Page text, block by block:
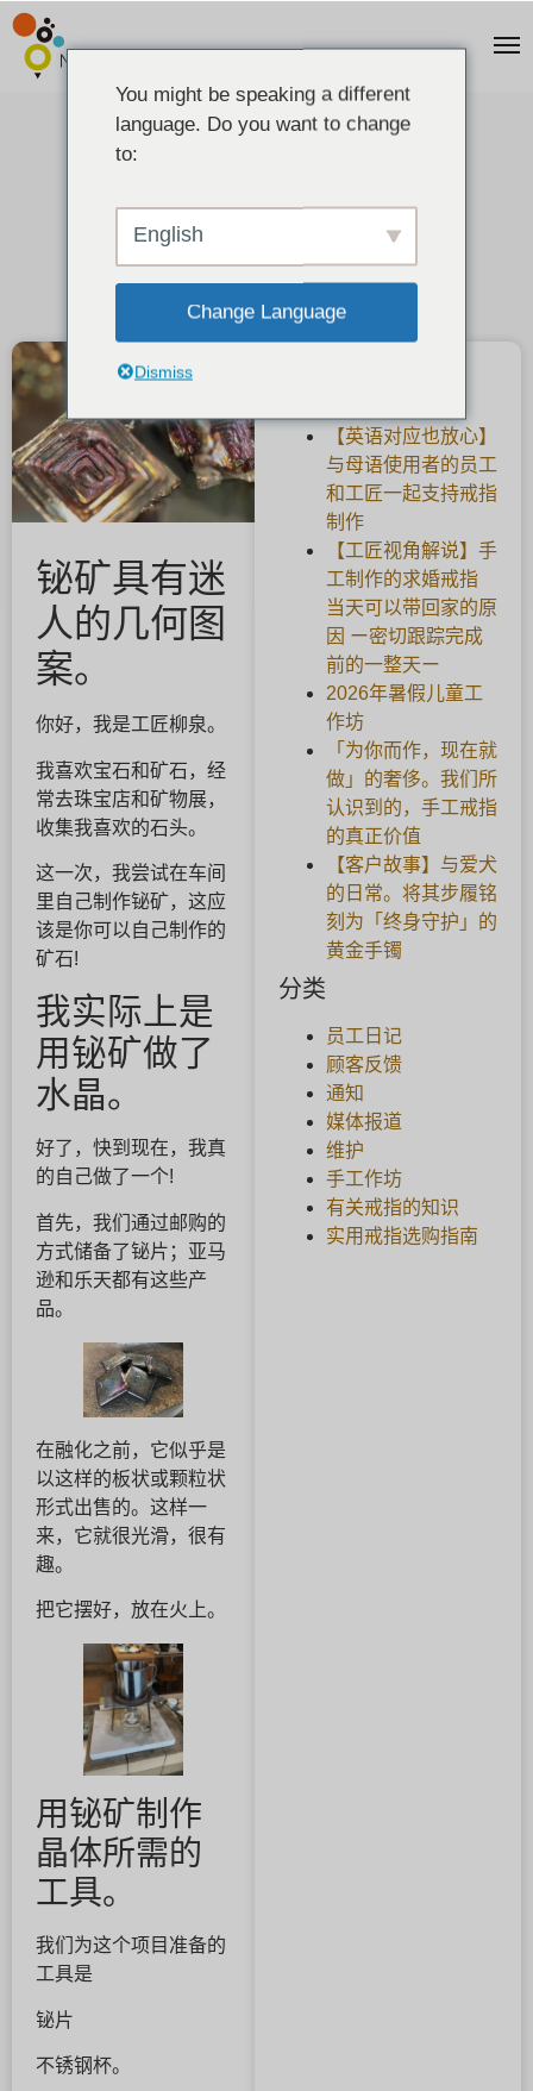
我做了彩虹色的水晶和铋矿。
铋矿具有迷
人的几何图
案。
你好，我是工匠柳泉。
我喜欢宝石和矿石，经
常去珠宝店和矿物展，
收集我喜欢的石头。
这一次，我尝试在车间
里自己制作铋矿，这应
该是你可以自己制作的
矿石!
我实际上是
用铋矿做了
水晶。
好了，快到现在，我真
的自己做了一个!
首先，我们通过邮购的
方式储备了铋片；亚马
逊和乐天都有这些产
品。
在融化之前，它似乎是
以这样的板状或颗粒状
形式出售的。这样一
来，它就很光滑，很有
趣。
把它摆好，放在火上。
用铋矿制作
晶体所需的
工具。
我们为这个项目准备的
工具是
铋片
不锈钢杯。
【英语对应也放心】
与母语使用者的员工
和工匠一起支持戒指
制作
【工匠视角解说】手
工制作的求婚戒指
当天可以带回家的原
因 ー密切跟踪完成
前的一整天ー
2026年暑假儿童工
作坊
「为你而作，现在就
做」的奢侈。我们所
认识到的，手工戒指
的真正价值
【客户故事】与爱犬
的日常。将其步履铭
刻为「终身守护」的
黄金手镯
分类
员工日记
顾客反馈
通知
媒体报道
维护
手工作坊
有关戒指的知识
实用戒指选购指南
You might be speaking a different
language. Do you want to change
to:
English
Change Language
Dismiss